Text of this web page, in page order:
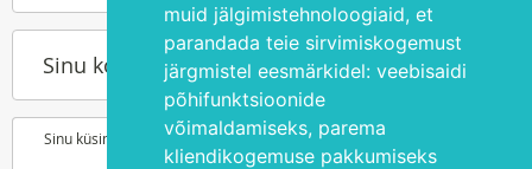
muid jälgimistehnoloogiaid, et
parandada teie sirvimiskogemust
järgmistel eesmärkidel: veebisaidi
põhifunktsioonide
võimaldamiseks, parema
kliendikogemuse pakkumiseks
Sinu kontakttelefon
Sinu küsimus või soov